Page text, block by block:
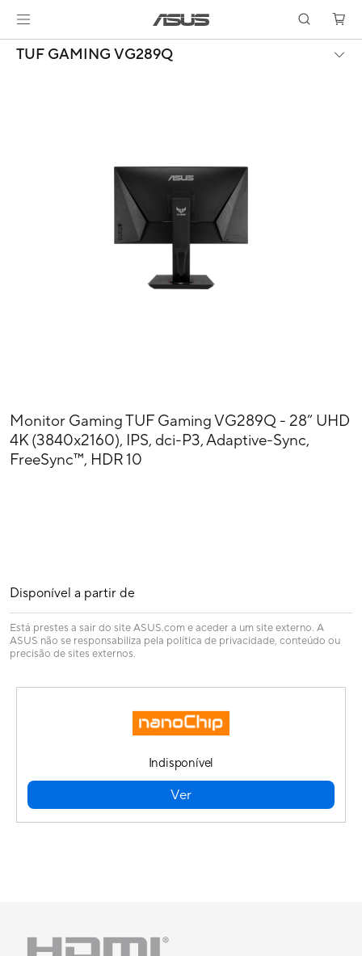
TUF GAMING VG289Q
Monitor Gaming TUF Gaming VG289Q - 28” UHD
4K (3840x2160), IPS, dci-P3, Adaptive-Sync,
FreeSync™, HDR 10
Disponível a partir de
Está prestes a sair do site ASUS.com e aceder a um site externo. A
ASUS não se responsabiliza pela política de privacidade, conteúdo ou
precisão de sites externos.
Indisponível
Ver